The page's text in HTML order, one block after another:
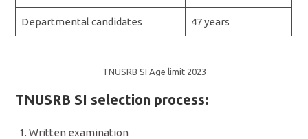
Departmental candidates 47 years
TNUSRB SI Age limit 2023
TNUSRB SI selection process:
Written examination